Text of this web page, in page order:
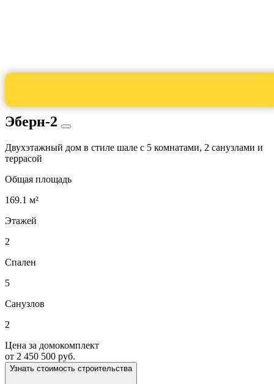
Эберн-2
Двухэтажный дом в стиле шале с 5 комнатами, 2 санузлами и
террасой
Общая площадь
169.1 м²
Этажей
2
Спален
5
Санузлов
2
Цена за домокомплект
от 2 450 500 руб.
Узнать стоимость строительства